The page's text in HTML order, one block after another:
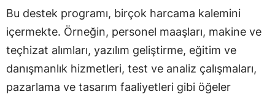
Bu destek programı, birçok harcama kalemini
içermekte. Örneğin, personel maaşları, makine ve
teçhizat alımları, yazılım geliştirme, eğitim ve
danışmanlık hizmetleri, test ve analiz çalışmaları,
pazarlama ve tasarım faaliyetleri gibi öğeler